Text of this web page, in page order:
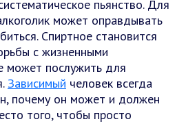
пьянство. Для
может оправдывать
Спиртное становится
с жизненными
может послужить для
Зависимый человек всегда
почему он может и должен
того, чтобы просто